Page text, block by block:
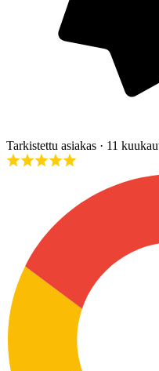
Tarkistettu asiakas · 11